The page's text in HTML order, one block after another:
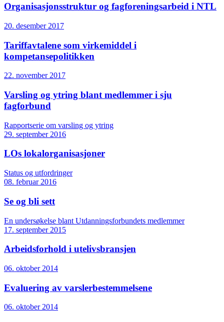
Organisasjonsstruktur og fagforeningsarbeid i NTL
20. desember 2017
Tariffavtalene som virkemiddel i
kompetansepolitikken
22. november 2017
Varsling og ytring blant medlemmer i sju
fagforbund
Rapportserie om varsling og ytring
29. september 2016
LOs lokalorganisasjoner
Status og utfordringer
08. februar 2016
Se og bli sett
En undersøkelse blant Utdanningsforbundets medlemmer
17. september 2015
Arbeidsforhold i utelivsbransjen
06. oktober 2014
Evaluering av varslerbestemmelsene
06. oktober 2014